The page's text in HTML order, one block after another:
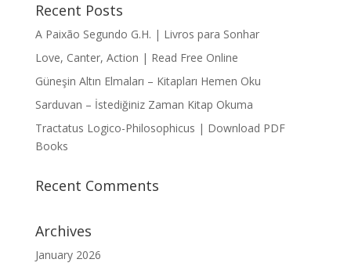
Recent Posts
A Paixão Segundo G.H. | Livros para Sonhar
Love, Canter, Action | Read Free Online
Güneşin Altın Elmaları – Kitapları Hemen Oku
Sarduvan – İstediğiniz Zaman Kitap Okuma
Tractatus Logico-Philosophicus | Download PDF
Books
Recent Comments
Archives
January 2026